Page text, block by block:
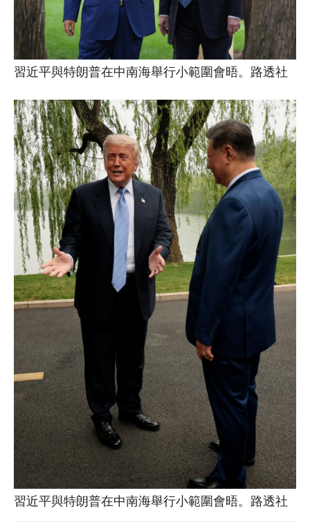
習近平與特朗普在中南海舉行小範圍會晤。路透社
習近平與特朗普在中南海舉行小範圍會晤。路透社